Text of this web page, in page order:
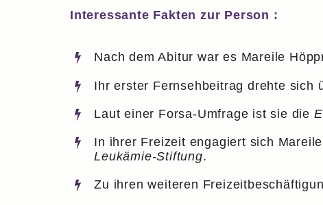
Interessante Fakten zur Person :
Nach dem Abitur war es Mareile
Ihr erster Fernsehbeitrag drehte sich
Laut einer Forsa-Umfrage ist sie die
In ihrer Freizeit engagiert sich
Leukämie-Stiftung.
Zu ihren weiteren